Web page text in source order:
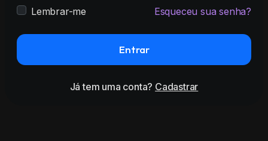
Lembrar-me Esqueceu sua senha?
Entrar
Já tem uma conta? Cadastrar